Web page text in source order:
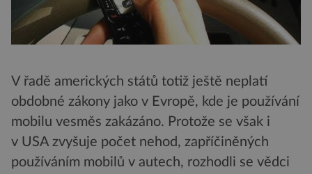
V řadě amerických států totiž ještě neplatí
obdobné zákony jako v Evropě, kde je používání
mobilu vesměs zakázáno. Protože se však i
v USA zvyšuje počet nehod, zapříčiněných
používáním mobilů v autech, rozhodli se vědci